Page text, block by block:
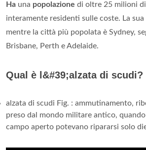
Ha una popolazione di oltre 25 milioni di
interamente residenti sulle coste. La
mentre la città più popolata è Sydney,
Brisbane, Perth e Adelaide.
Qual è l&#39;alzata di scudi?
alzata di scudi Fig. : ammutinamento,
preso dal mondo militare antico,
campo aperto potevano ripararsi solo